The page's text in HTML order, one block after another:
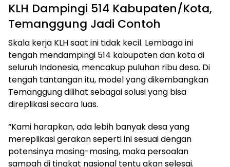
KLH Dampingi 514 Kabupaten/Kota,
Temanggung Jadi Contoh
Skala kerja KLH saat ini tidak kecil. Lembaga ini
tengah mendampingi 514 kabupaten dan kota di
seluruh Indonesia, mencakup puluhan ribu desa. Di
tengah tantangan itu, model yang dikembangkan
Temanggung dilihat sebagai solusi yang bisa
direplikasi secara luas.
“Kami harapkan, ada lebih banyak desa yang
mereplikasi gerakan seperti ini sesuai dengan
potensinya masing-masing, maka persoalan
sampah di tingkat nasional tentu akan selesai.